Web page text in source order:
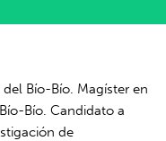
Bío-Bío. Magíster en
Bío. Candidato a
de